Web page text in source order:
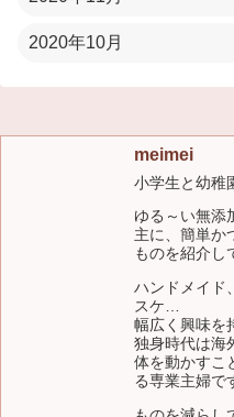
2020年10月
meimei
小学生と幼稚
ゆる～い無添
主に、簡単か
ものを紹介し
ハンドメイド
スケ…
幅広く興味を
独身時代は海
体を動かすこ
る専業主婦で